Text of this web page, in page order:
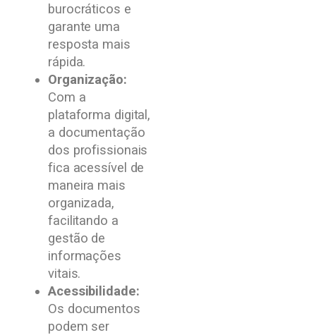
burocráticos e
garante uma
resposta mais
rápida.
Organização:
Com a
plataforma digital,
a documentação
dos profissionais
fica acessível de
maneira mais
organizada,
facilitando a
gestão de
informações
vitais.
Acessibilidade:
Os documentos
podem ser